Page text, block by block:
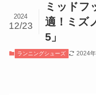
ミッドフ
適！ミズ
5」
2024
12/23
ランニングシューズ 2024